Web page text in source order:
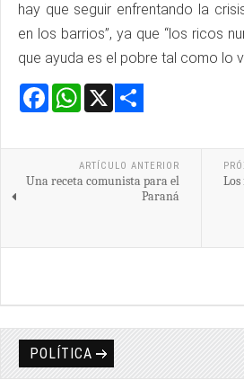
hay que seguir enfrentando la
en los barrios”, ya que “los ricos
que ayuda es el pobre tal como lo
Facebook
WhatsApp
ARTÍCULO ANTERIOR
Una receta comunista para el
Paraná
Los
POLÍTICA